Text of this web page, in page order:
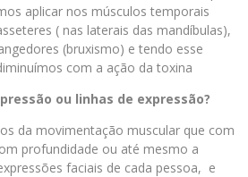
aplicar nos músculos temporais
( nas laterais das mandíbulas),
(bruxismo) e tendo esse
com a ação da toxina
ou linhas de expressão?
da movimentação muscular que com
profundidade ou até mesmo a
faciais de cada pessoa, e